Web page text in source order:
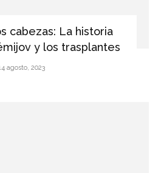
cabezas: La historia
y los trasplantes
agosto, 2023